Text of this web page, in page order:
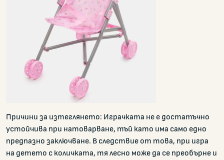
Причини за изтеглянето: Играчката не е достатъчно
устойчива при натоварване, тъй като има само едно
предпазно заключване. В следствие от това, при игра
на детето с количката, тя лесно може да се преобърне и